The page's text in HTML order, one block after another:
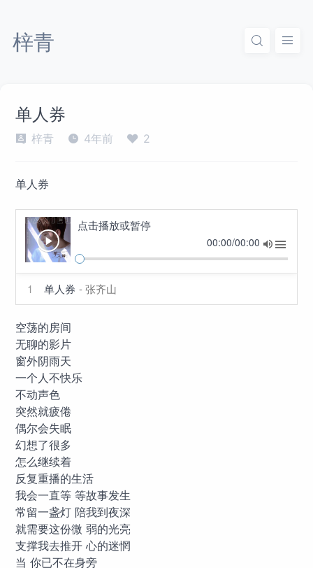
梓青
单人券
梓青 4年前 2
单人券
点击播放或暂停
00:00/00:00
1 单人券 - 张齐山
空荡的房间
无聊的影片
窗外阴雨天
一个人不快乐
不动声色
突然就疲倦
偶尔会失眠
幻想了很多
怎么继续着
反复重播的生活
我会一直等 等故事发生
常留一盏灯 陪我到夜深
就需要这份微 弱的光亮
支撑我去推开 心的迷惘
当 你已不在身旁